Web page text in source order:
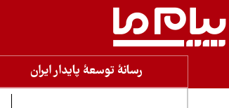
رسانۀ توسعۀ پایدار ایران